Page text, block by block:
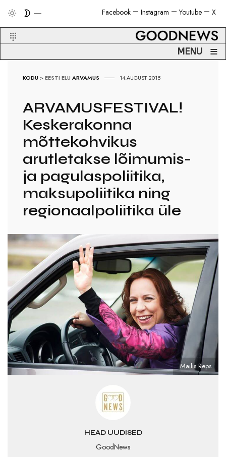
X
Youtube
Instagram
Facebook
MENU ≡
KODU >EESTI ELU ARVAMUS 14.AUGUST 2015
ARVAMUSFESTIVAL!
Keskerakonna
mõttekohvikus
arutletakse lõimumis-
ja pagulaspoliitika,
maksupoliitika ning
regionaalpoliitika üle
HEAD UUDISED
GoodNews
Mailis Reps